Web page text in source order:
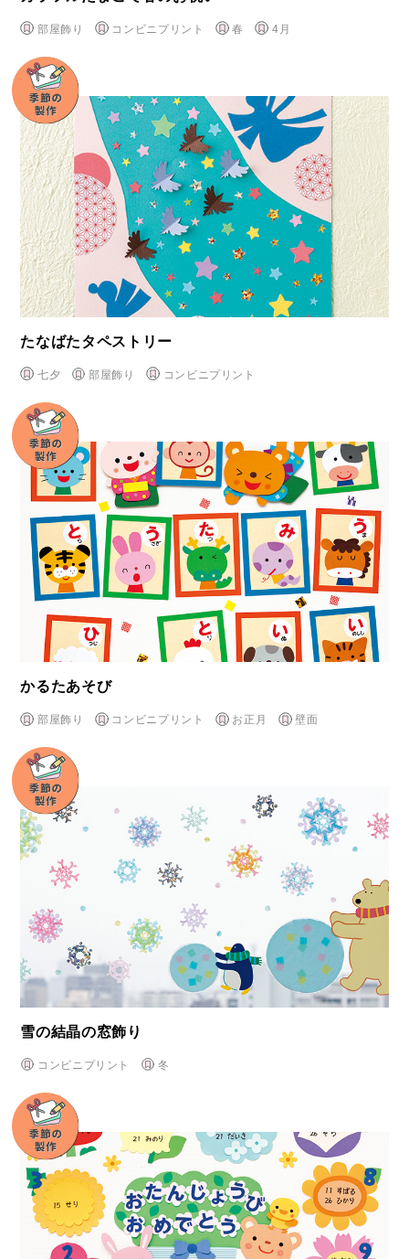
部屋飾り コンビニプリント 春 4月
たなばたタペストリー
七夕 部屋飾り コンビニプリント
かるたあそび
部屋飾り コンビニプリント お正月 壁面
雪の結晶の窓飾り
コンビニプリント 冬